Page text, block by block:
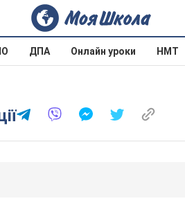
ДПА Онлайн уроки НМТ